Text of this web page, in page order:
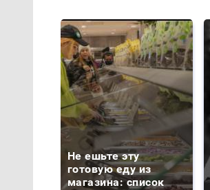
Не ешьте эту
готовую еду из
магазина: список